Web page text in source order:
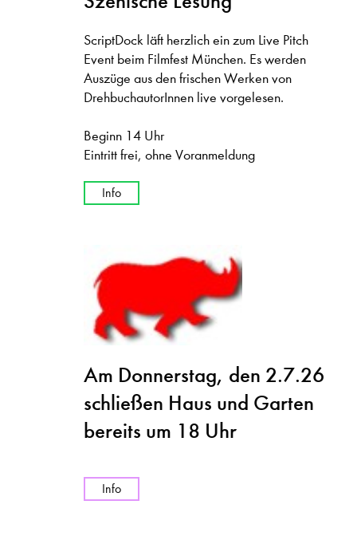
ScriptDock läft herzlich ein zum Live Pitch
Event beim Filmfest München. Es werden
Auszüge aus den frischen Werken von
DrehbuchautorInnen live vorgelesen.
Beginn 14 Uhr
Eintritt frei, ohne Voranmeldung
Info
Am Donnerstag, den 2.7.26
schließen Haus und Garten
bereits um 18 Uhr
Info